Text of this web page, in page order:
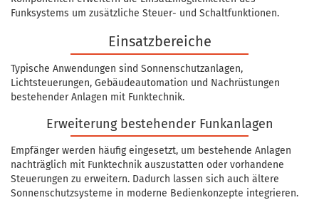
Funksystems um zusätzliche Steuer- und Schaltfunktionen.
Einsatzbereiche
Typische Anwendungen sind Sonnenschutzanlagen,
Lichtsteuerungen, Gebäudeautomation und Nachrüstungen
bestehender Anlagen mit Funktechnik.
Erweiterung bestehender Funkanlagen
Empfänger werden häufig eingesetzt, um bestehende Anlagen
nachträglich mit Funktechnik auszustatten oder vorhandene
Steuerungen zu erweitern. Dadurch lassen sich auch ältere
Sonnenschutzsysteme in moderne Bedienkonzepte integrieren.